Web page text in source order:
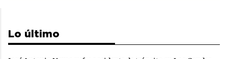
Lo último